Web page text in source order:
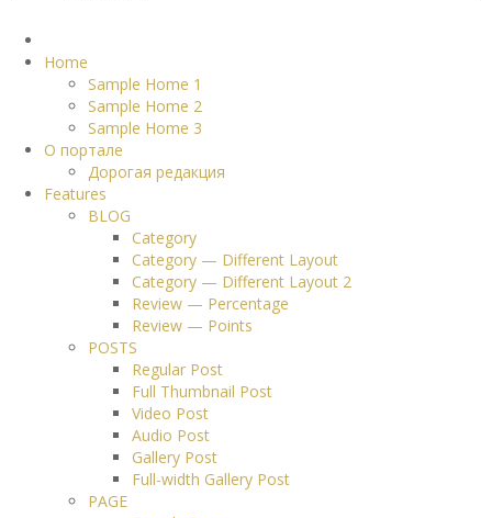
Home
Sample Home 1
Sample Home 2
Sample Home 3
О портале
Дорогая редакция
Features
BLOG
Category
Category — Different Layout
Category — Different Layout 2
Review — Percentage
Review — Points
POSTS
Regular Post
Full Thumbnail Post
Video Post
Audio Post
Gallery Post
Full-width Gallery Post
PAGE